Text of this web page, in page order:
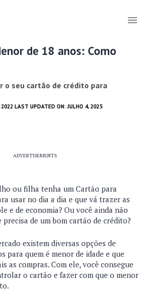
de 18 anos: Como
o seu cartão de crédito para
LAST UPDATED ON: JULHO 4, 2025
ADVERTISEMENTS
ou filha tenha um Cartão para
usar no dia a dia e que vá trazer as
e de economia? Ou você ainda não
de um bom cartão de crédito?
existem diversas opções de
para quem é menor de idade e que
as compras. Com ele, você consegue
o cartão e fazer com que o menor